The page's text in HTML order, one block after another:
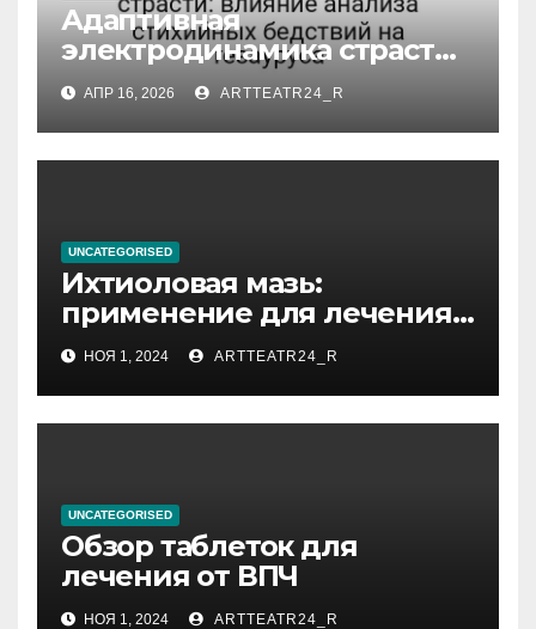
Адаптивная
электродинамика страсти:
влияние анализа
стихийных бедствий на
тезауруса
АПР 16, 2026 ARTTEATR24_R
UNCATEGORISED
Ихтиоловая мазь:
применение для лечения
фурункулов
НОЯ 1, 2024 ARTTEATR24_R
UNCATEGORISED
Обзор таблеток для
лечения от ВПЧ
НОЯ 1, 2024 ARTTEATR24_R